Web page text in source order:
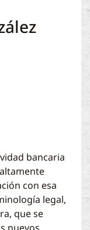
bancaria
con esa
legal,
que se